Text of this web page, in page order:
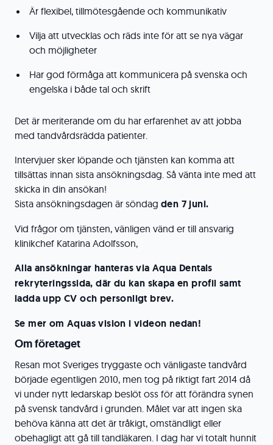
Är flexibel, tillmötesgående och kommunikativ
Vilja att utvecklas och räds inte för att se nya vägar
och möjligheter
Har god förmåga att kommunicera på svenska och
engelska i både tal och skrift
Det är meriterande om du har erfarenhet av att jobba
med tandvårdsrädda patienter.
Intervjuer sker löpande och tjänsten kan komma att
tillsättas innan sista ansökningsdag. Så vänta inte med att
skicka in din ansökan!
Sista ansökningsdagen är söndag den 7 juni.
Vid frågor om tjänsten, vänligen vänd er till ansvarig
klinikchef Katarina Adolfsson,
Alla ansökningar hanteras via Aqua Dentals
rekryteringssida, där du kan skapa en profil samt
ladda upp CV och personligt brev.
Se mer om Aquas vision i videon nedan!
Om företaget
Resan mot Sveriges tryggaste och vänligaste tandvård
började egentligen 2010, men tog på riktigt fart 2014 då
vi under nytt ledarskap beslöt oss för att förändra synen
på svensk tandvård i grunden. Målet var att ingen ska
behöva känna att det är tråkigt, omständligt eller
obehagligt att gå till tandläkaren. I dag har vi totalt hunnit